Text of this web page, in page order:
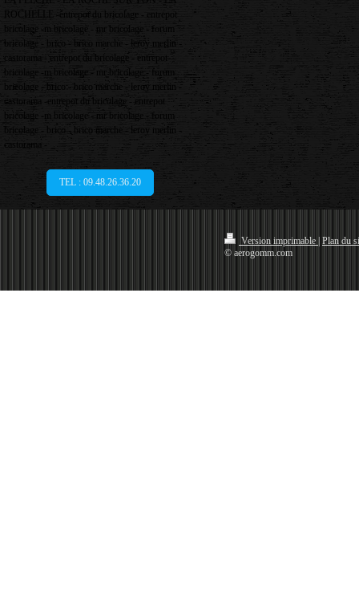
ROCHELLE -entrepot du bricolage - entrepot
bricolage -m bricolage - mr bricolage - forum
bricolage - brico - brico marche - leroy merlin -
castorama - entrepot du bricolage - entrepot
bricolage -m bricolage - mr bricolage - forum
bricolage - brico - brico marche - leroy merlin -
castorama -entrepot du bricolage - entrepot
bricolage -m bricolage - mr bricolage - forum
bricolage - brico - brico marche - leroy merlin -
castorama -
TEL : 09.48.26.36.20
Version imprimable Plan du
© aerogomm.com